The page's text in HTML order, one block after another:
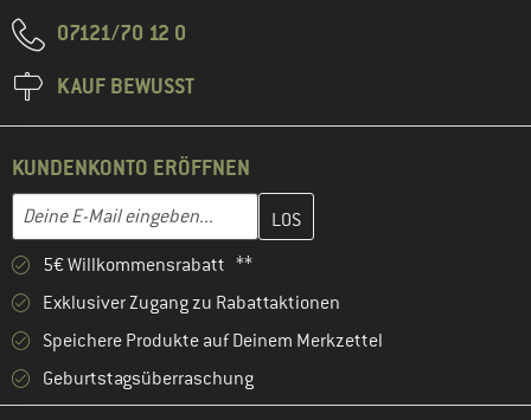
07121/70 12 0
KAUF BEWUSST
KUNDENKONTO ERÖFFNEN
E-Mail-Adresse
Gib hier deine E-Mail-Adresse ein und erstelle im nächsten
5€ Willkommensrabatt **
Exklusiver Zugang zu Rabattaktionen
Speichere Produkte auf Deinem Merkzettel
Geburtstagsüberraschung